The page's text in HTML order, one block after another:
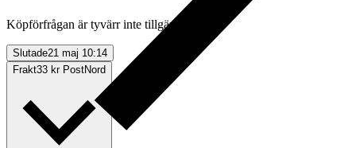
Köpförfrågan är tyvärr inte tillgänglig.
Slutade21 maj 10:14
Frakt33 kr PostNord